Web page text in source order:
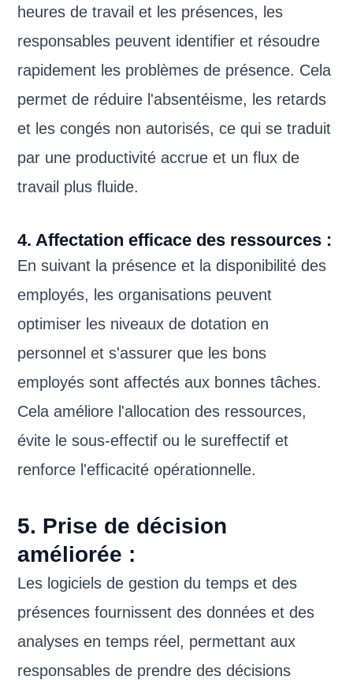
heures de travail et les présences, les
responsables peuvent identifier et résoudre
rapidement les problèmes de présence. Cela
permet de réduire l'absentéisme, les retards
et les congés non autorisés, ce qui se traduit
par une productivité accrue et un flux de
travail plus fluide.
4. Affectation efficace des ressources :
En suivant la présence et la disponibilité des
employés, les organisations peuvent
optimiser les niveaux de dotation en
personnel et s'assurer que les bons
employés sont affectés aux bonnes tâches.
Cela améliore l'allocation des ressources,
évite le sous-effectif ou le sureffectif et
renforce l'efficacité opérationnelle.
5. Prise de décision
améliorée :
Les logiciels de gestion du temps et des
présences fournissent des données et des
analyses en temps réel, permettant aux
responsables de prendre des décisions